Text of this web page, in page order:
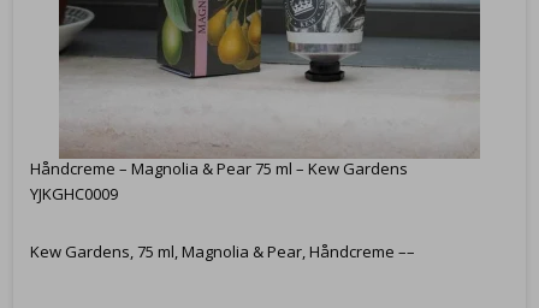
Håndcreme – Magnolia & Pear 75 ml – Kew Gardens
YJKGHC0009
Kew Gardens, 75 ml, Magnolia & Pear, Håndcreme ––